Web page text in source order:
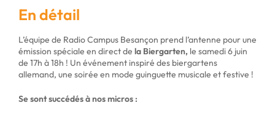
En détail
L’équipe de Radio Campus Besançon prend l’antenne pour une
émission spéciale en direct de la Biergarten, le samedi 6 juin
de 17h à 18h ! Un événement inspiré des biergartens
allemand, une soirée en mode guinguette musicale et festive !
Se sont succédés à nos micros :